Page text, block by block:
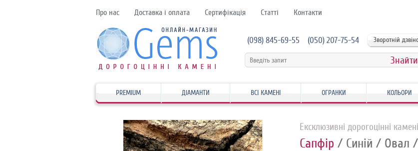
Про нас Доставка і оплата Сертифікація Статті Контакти
(098) 845-69-55 (050) 207-75-54 Зворотній
PREMIUM ДІАМАНТИ ВСІ КАМЕНІ ОГРАНКИ КОЛЬОРИ
Ексклюзивні дорогоцінні камені
Сапфір / Синій / Овал